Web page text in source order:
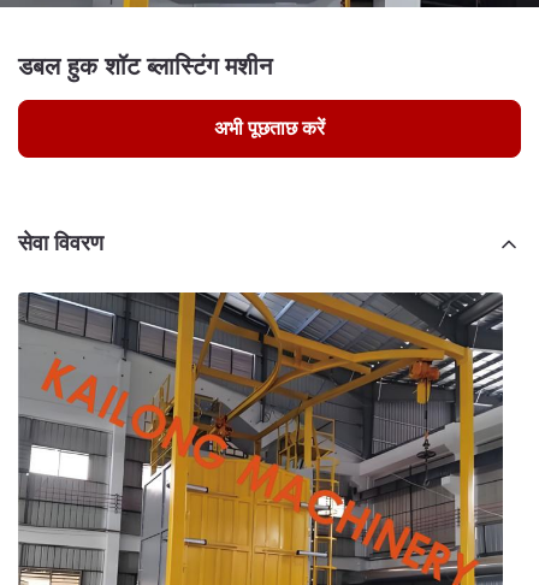
डबल हुक शॉट ब्लास्टिंग मशीन
अभी पूछताछ करें
सेवा विवरण